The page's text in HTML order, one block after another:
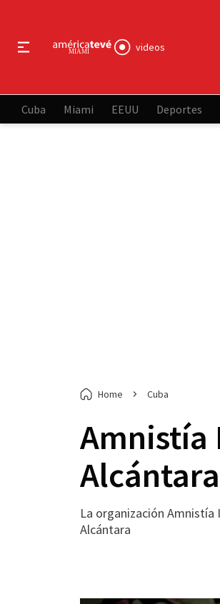
videos
Cuba Miami EEUU Deportes
Home Cuba
Amnistía
La organización
Alcántara